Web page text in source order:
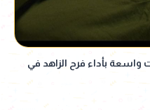
واسعة بأداء فرح الزاهد في